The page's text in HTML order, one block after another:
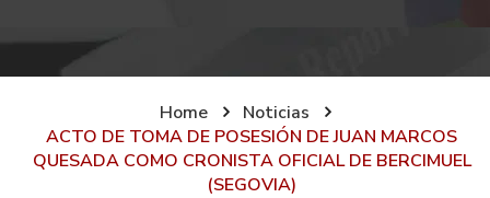
Home
Noticias
ACTO DE TOMA DE POSESIÓN DE JUAN MARCOS
QUESADA COMO CRONISTA OFICIAL DE BERCIMUEL
(SEGOVIA)